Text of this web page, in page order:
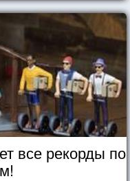
все рекорды по